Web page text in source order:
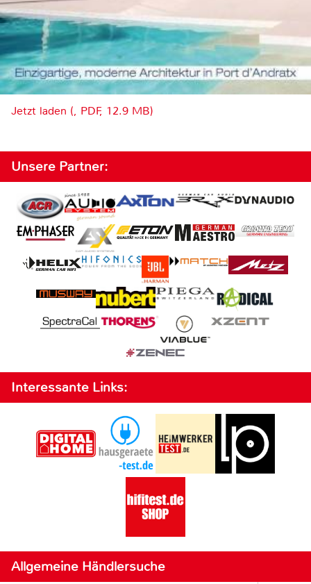
Jetzt laden (, PDF, 12.9 MB)
Unsere Partner:
Interessante Links:
Allgemeine Händlersuche